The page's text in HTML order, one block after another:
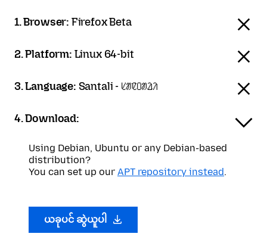
1. Browser: Firefox Beta
2. Platform: Linux 64-bit
3. Language: Santali - ᱥᱟᱱᱛᱟᱲᱤ
4. Download:
Using Debian, Ubuntu or any Debian-based
distribution?
You can set up our APT repository instead.
ယခုပင် ဆွဲယူပါ